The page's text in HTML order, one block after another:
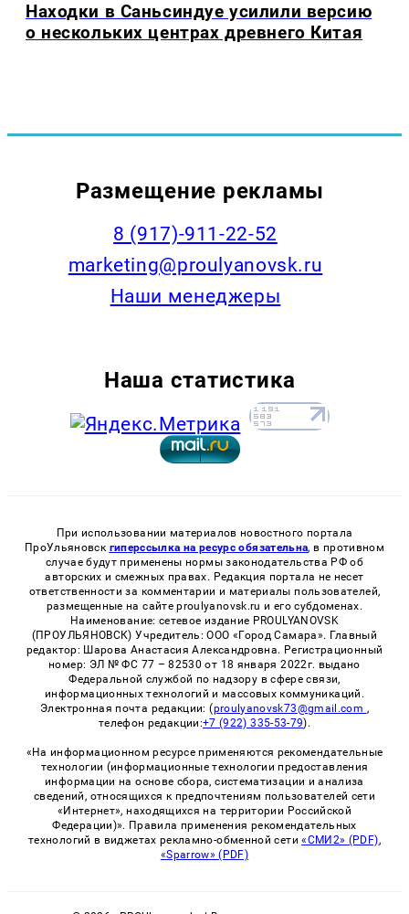
Находки в Саньсиндуе усилили версию
о нескольких центрах древнего Китая
Размещение рекламы
8 (917)-911-22-52
marketing@proulyanovsk.ru
Наши менеджеры
Наша статистика
При использовании материалов новостного портала
ПроУльяновск гиперссылка на ресурс обязательна, в противном
случае будут применены нормы законодательства РФ об
авторских и смежных правах. Редакция портала не несет
ответственности за комментарии и материалы пользователей,
размещенные на сайте proulyanovsk.ru и его субдоменах.
Наименование: сетевое издание PROULYANOVSK
(ПРОУЛЬЯНОВСК) Учредитель: ООО «Город Самара». Главный
редактор: Шарова Анастасия Александровна. Регистрационный
номер: ЭЛ № ФС 77 – 82530 от 18 января 2022г. выдано
Федеральной службой по надзору в сфере связи,
информационных технологий и массовых коммуникаций.
Электронная почта редакции: (proulyanovsk73@gmail.com ,
телефон редакции:+7 (922) 335-53-79).
«На информационном ресурсе применяются рекомендательные
технологии (информационные технологии предоставления
информации на основе сбора, систематизации и анализа
сведений, относящихся к предпочтениям пользователей сети
«Интернет», находящихся на территории Российской
Федерации)». Правила применения рекомендательных
технологий в виджетах рекламно-обменной сети«СМИ2» (PDF),
«Sparrow» (PDF)